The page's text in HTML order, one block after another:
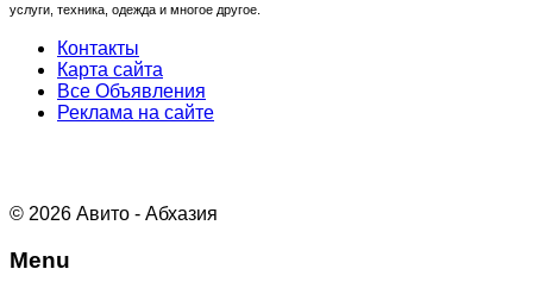
услуги, техника, одежда и многое другое.
Контакты
Карта сайта
Все Объявления
Реклама на сайте
© 2026 Авито - Абхазия
Menu